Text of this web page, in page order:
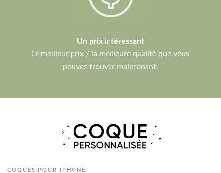
Un prix intéressant
Le meilleur prix / la meilleure qualité que vous
pouvez trouver maintenant.
COQUES POUR IPHONE